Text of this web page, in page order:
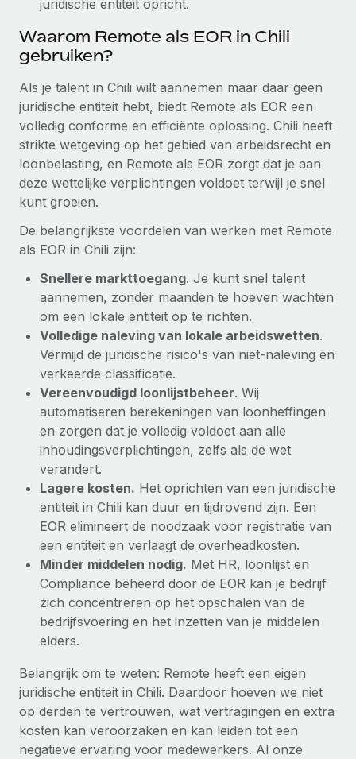
beheert met Remote
Phiture, een toonaangevende leider in de wereldwijde
mobiele groeiadviessector, zet zich sinds 2016...
Meer informatie
juridische entiteit opricht.
Waarom Remote als EOR in Chili
gebruiken?
Als je talent in Chili wilt aannemen maar daar geen
juridische entiteit hebt, biedt Remote als EOR een
volledig conforme en efficiënte oplossing. Chili heeft
strikte wetgeving op het gebied van arbeidsrecht en
loonbelasting, en Remote als EOR zorgt dat je aan
deze wettelijke verplichtingen voldoet terwijl je snel
kunt groeien.
De belangrijkste voordelen van werken met Remote
als EOR in Chili zijn:
Snellere markttoegang. Je kunt snel talent
aannemen, zonder maanden te hoeven wachten
om een lokale entiteit op te richten.
Volledige naleving van lokale arbeidswetten.
Vermijd de juridische risico's van niet-naleving en
verkeerde classificatie.
Vereenvoudigd loonlijstbeheer. Wij
automatiseren berekeningen van loonheffingen
en zorgen dat je volledig voldoet aan alle
inhoudingsverplichtingen, zelfs als de wet
verandert.
Lagere kosten. Het oprichten van een juridische
entiteit in Chili kan duur en tijdrovend zijn. Een
EOR elimineert de noodzaak voor registratie van
een entiteit en verlaagt de overheadkosten.
Minder middelen nodig. Met HR, loonlijst en
Compliance beheerd door de EOR kan je bedrijf
zich concentreren op het opschalen van de
bedrijfsvoering en het inzetten van je middelen
elders.
Belangrijk om te weten: Remote heeft een eigen
juridische entiteit in Chili. Daardoor hoeven we niet
op derden te vertrouwen, wat vertragingen en extra
kosten kan veroorzaken en kan leiden tot een
negatieve ervaring voor medewerkers. Al onze